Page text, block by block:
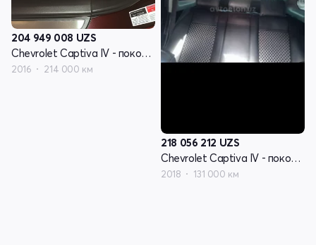
204 949 008 UZS
Chevrolet Captiva IV - поколение
2016 214 000 км
218 056 212 UZS
Chevrolet Captiva IV - поколение
2018 131 000 км